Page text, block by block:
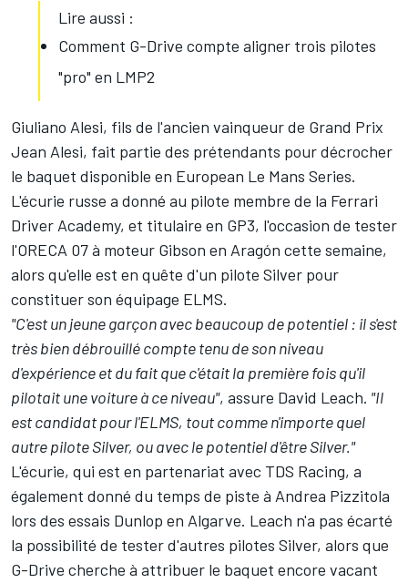
Lire aussi :
Comment G-Drive compte aligner trois pilotes
"pro" en LMP2
Giuliano Alesi, fils de l'ancien vainqueur de Grand Prix
Jean Alesi, fait partie des prétendants pour décrocher
le baquet disponible en European Le Mans Series.
L'écurie russe a donné au pilote membre de la Ferrari
Driver Academy, et titulaire en GP3, l'occasion de tester
l'ORECA 07 à moteur Gibson en Aragón cette semaine,
alors qu'elle est en quête d'un pilote Silver pour
constituer son équipage ELMS.
"C'est un jeune garçon avec beaucoup de potentiel : il s'est
très bien débrouillé compte tenu de son niveau
d'expérience et du fait que c'était la première fois qu'il
pilotait une voiture à ce niveau", assure David Leach. "Il
est candidat pour l'ELMS, tout comme n'importe quel
autre pilote Silver, ou avec le potentiel d'être Silver."
L'écurie, qui est en partenariat avec TDS Racing, a
également donné du temps de piste à Andrea Pizzitola
lors des essais Dunlop en Algarve. Leach n'a pas écarté
la possibilité de tester d'autres pilotes Silver, alors que
G-Drive cherche à attribuer le baquet encore vacant